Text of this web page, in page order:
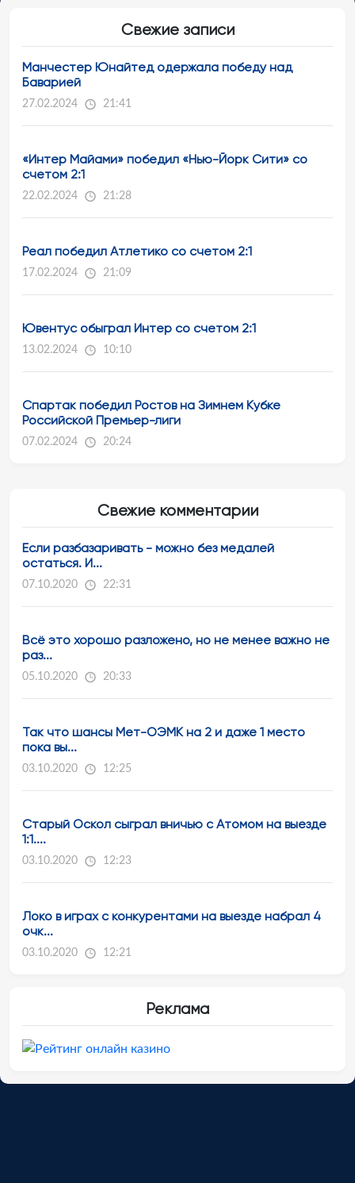
Свежие записи
Манчестер Юнайтед одержала победу над
Баварией
27.02.2024 21:41
«Интер Майами» победил «Нью-Йорк Сити» со
счетом 2:1
22.02.2024 21:28
Реал победил Атлетико со счетом 2:1
17.02.2024 21:09
Ювентус обыграл Интер со счетом 2:1
13.02.2024 10:10
Спартак победил Ростов на Зимнем Кубке
Российской Премьер-лиги
07.02.2024 20:24
Свежие комментарии
Если разбазаривать - можно без медалей
остаться. И...
07.10.2020 22:31
Всё это хорошо разложено, но не менее важно не
раз...
05.10.2020 20:33
Так что шансы Мет-ОЭМК на 2 и даже 1 место
пока вы...
03.10.2020 12:25
Старый Оскол сыграл вничью с Атомом на выезде
1:1....
03.10.2020 12:23
Локо в играх с конкурентами на выезде набрал 4
очк...
03.10.2020 12:21
Реклама